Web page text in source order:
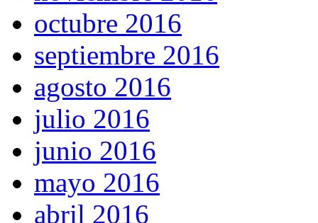
octubre 2016
septiembre 2016
agosto 2016
julio 2016
junio 2016
mayo 2016
abril 2016